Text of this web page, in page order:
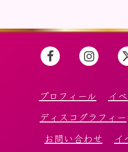
プロフィール イ
ディスコグラフィー
お問い合わせ
イ